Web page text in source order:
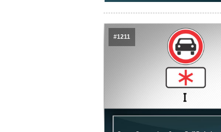
#1211